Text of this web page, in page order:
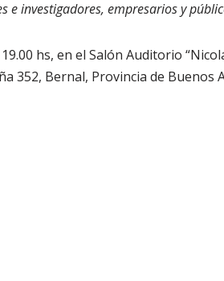
investigadores, empresarios y
hs, en el Salón Auditorio
352, Bernal, Provincia de Buenos